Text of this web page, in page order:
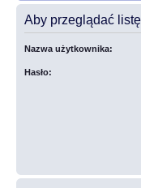
Aby przeglądać
Nazwa użytkownika:
Hasło: